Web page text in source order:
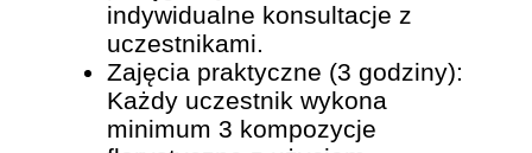
indywidualne konsultacje z
uczestnikami.
Zajęcia praktyczne (3 godziny):
Każdy uczestnik wykona
minimum 3 kompozycje